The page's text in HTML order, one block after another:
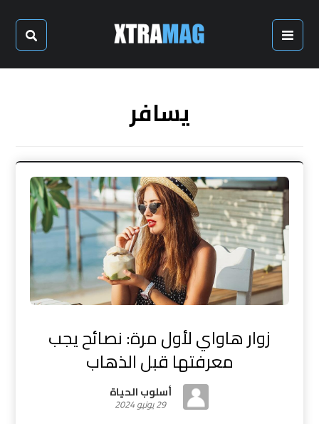
يسافر
زوار هاواي لأول مرة: نصائح يجب
معرفتها قبل الذهاب
أسلوب الحياة
29 يونيو 2024